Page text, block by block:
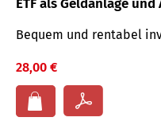
ETF als Geldanlage
Bequem und rentabel
28,00 €